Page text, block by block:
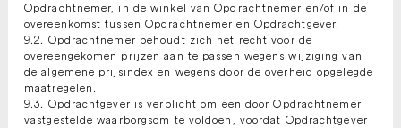
Opdrachtnemer, in de winkel van Opdrachtnemer en/of in de
overeenkomst tussen Opdrachtnemer en Opdrachtgever.
9.2. Opdrachtnemer behoudt zich het recht voor de
overeengekomen prijzen aan te passen wegens wijziging van
de algemene prijsindex en wegens door de overheid opgelegde
maatregelen.
9.3. Opdrachtgever is verplicht om een door Opdrachtnemer
vastgestelde waarborgsom te voldoen, voordat Opdrachtgever